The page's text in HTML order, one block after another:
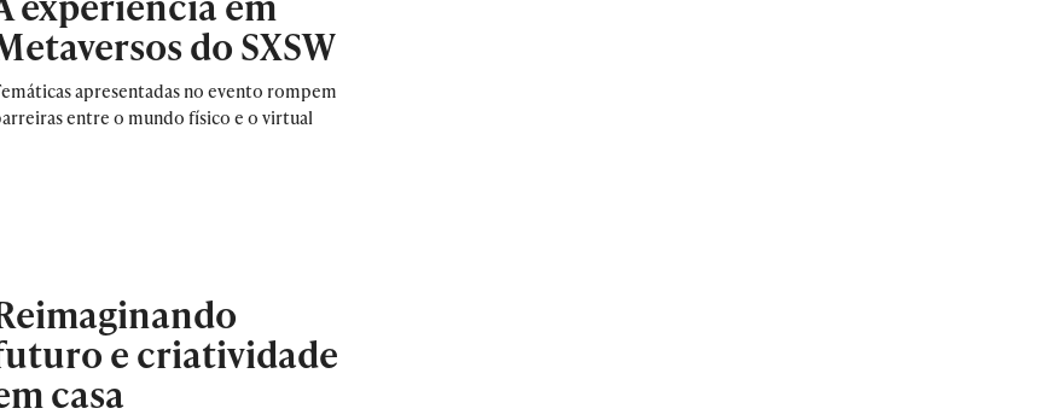
do SXSW
apresentadas no evento rompem
entre o mundo físico e o virtual
e criatividade
casa